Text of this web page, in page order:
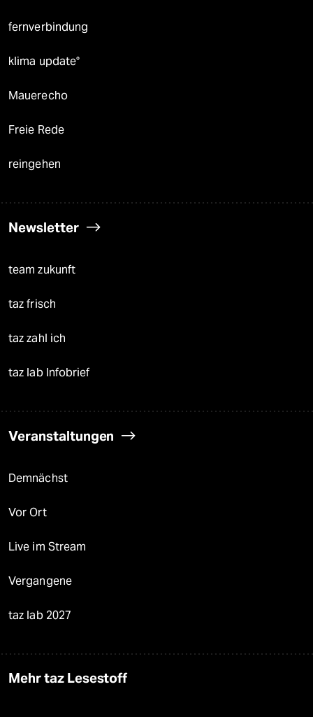
fernverbindung
klima update°
Mauerecho
Freie Rede
reingehen
Newsletter
team zukunft
taz frisch
taz zahl ich
taz lab Infobrief
Veranstaltungen
Demnächst
Vor Ort
Live im Stream
Vergangene
taz lab 2027
Mehr taz Lesestoff